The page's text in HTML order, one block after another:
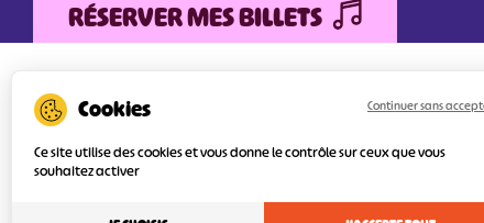
RÉSERVER MES BILLETS
L'Agence Départementale de Tourisme
FEDER (Fonds Européen de
services numériques pour une meilleure
l’objectif principal est d’orienter au mieux
Ce site utilise des cookies et vous donne le contrôle sur ceux que vous
souhaitez activer
Continuer sans